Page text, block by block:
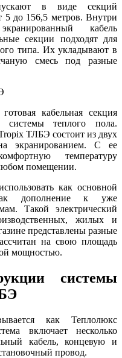
в виде секций
5 до 156,5 метров. Внутри
кабель
секции подходят для
типа. Их укладывают в
смесь под разные
кабельная секция
теплого пола.
ТЛБЭ состоит из двух
экранированием. С ее
температуру
помещении.
как основной
дополнение к уже
Такой электрический
жилых и
представлены разные
на свою площадь
мощностью.
системы
как Теплолюкс
включает несколько
кабель, концевую и
провод.